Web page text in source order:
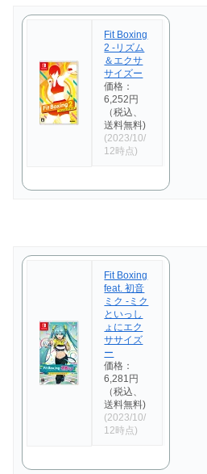
Fit Boxing
2 -リズム
＆エクサ
サイズー
価格：
6,252円
（税込、
送料無料)
(2023/10/
12時点)
Fit Boxing
feat. 初音
ミク -ミク
といっし
ょにエク
ササイズ
ー
価格：
6,281円
（税込、
送料無料)
(2023/10/
12時点)